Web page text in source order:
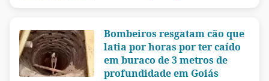
Bombeiros resgatam cão que
latia por horas por ter caído
em buraco de 3 metros de
profundidade em Goiás